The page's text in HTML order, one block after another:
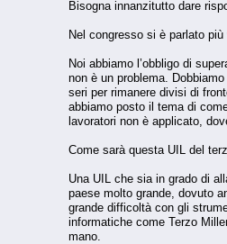
Bisogna innanzitutto dare
Nel congresso si è parlato
Noi abbiamo l’obbligo di
non è un problema.
seri per rimanere divisi di
abbiamo posto il tema di
lavoratori non è applicato,
Come sarà questa UIL del
Una UIL che sia in grado di
paese molto grande, dovuto
grande difficoltà con gli
informatiche come Terzo
mano.